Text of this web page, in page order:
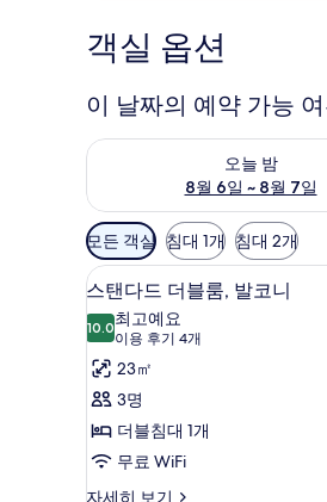
객실 옵션
이 날짜의 예약 가능
오늘 밤
8월 6일 ~ 8월 7일
오늘 밤 예약 가능 여부 확인,
객
실
에
사
용
가
능
필
터
모든 객실 침대 1개 침대 2개
스
탠
다
드
더
블
룸,
발
5
스탠다드 더블룸, 발코니
10.010.0점 만점 중 10점
최고예요
이용 후기 4개
(이
용
후
기
개)
23㎡
3명
더블침대 1개
무료 WiFi
자세히 보기
스